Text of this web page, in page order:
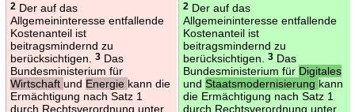
2Der auf das
Allgemeininteresse entfallende
Kostenanteil ist
beitragsmindernd zu
berücksichtigen.
3Das
Bundesministerium für
Wirtschaft und Energie kann die
Ermächtigung nach Satz 1
durch Rechtsverordnung unter
2Der auf das
Allgemeininteresse entfallende
Kostenanteil ist
beitragsmindernd zu
berücksichtigen.
3Das
Bundesministerium für Digitales
und Staatsmodernisierung kann
die Ermächtigung nach Satz 1
durch Rechtsverordnung unter